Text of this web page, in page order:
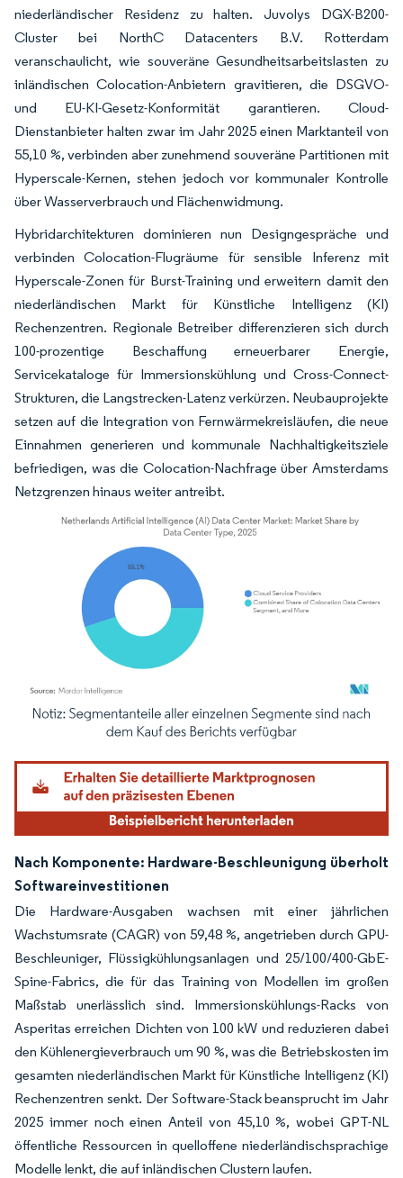
niederländischer Residenz zu halten. Juvolys DGX-B200-
Cluster bei NorthC Datacenters B.V. Rotterdam
veranschaulicht, wie souveräne Gesundheitsarbeitslasten zu
inländischen Colocation-Anbietern gravitieren, die DSGVO-
und EU-KI-Gesetz-Konformität garantieren. Cloud-
Dienstanbieter halten zwar im Jahr 2025 einen Marktanteil von
55,10 %, verbinden aber zunehmend souveräne Partitionen mit
Hyperscale-Kernen, stehen jedoch vor kommunaler Kontrolle
über Wasserverbrauch und Flächenwidmung.
Hybridarchitekturen dominieren nun Designgespräche und
verbinden Colocation-Flugräume für sensible Inferenz mit
Hyperscale-Zonen für Burst-Training und erweitern damit den
niederländischen Markt für Künstliche Intelligenz (KI)
Rechenzentren. Regionale Betreiber differenzieren sich durch
100-prozentige Beschaffung erneuerbarer Energie,
Servicekataloge für Immersionskühlung und Cross-Connect-
Strukturen, die Langstrecken-Latenz verkürzen. Neubauprojekte
setzen auf die Integration von Fernwärmekreisläufen, die neue
Einnahmen generieren und kommunale Nachhaltigkeitsziele
befriedigen, was die Colocation-Nachfrage über Amsterdams
Netzgrenzen hinaus weiter antreibt.
Bild © Mordor Intelligence. Wiederverwendung erfordert Namensnennung
Nach Komponente: Hardware-Beschleunigung überholt
Softwareinvestitionen
Die Hardware-Ausgaben wachsen mit einer jährlichen
Wachstumsrate (CAGR) von 59,48 %, angetrieben durch GPU-
Beschleuniger, Flüssigkühlungsanlagen und 25/100/400-GbE-
Spine-Fabrics, die für das Training von Modellen im großen
Maßstab unerlässlich sind. Immersionskühlungs-Racks von
Asperitas erreichen Dichten von 100 kW und reduzieren dabei
den Kühlenergieverbrauch um 90 %, was die Betriebskosten im
gesamten niederländischen Markt für Künstliche Intelligenz (KI)
Rechenzentren senkt. Der Software-Stack beansprucht im Jahr
2025 immer noch einen Anteil von 45,10 %, wobei GPT-NL
öffentliche Ressourcen in quelloffene niederländischsprachige
Modelle lenkt, die auf inländischen Clustern laufen.